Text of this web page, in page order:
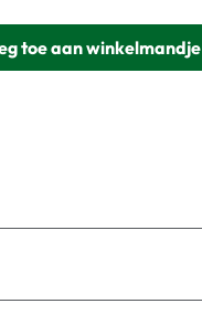
toe aan winkelmandje